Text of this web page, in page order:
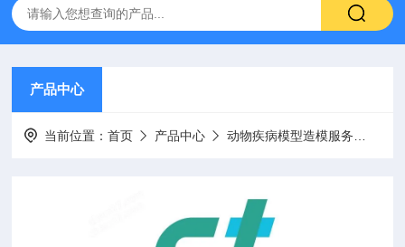
产品中心
当前位置：首页 产品中心 动物疾病模型造模服务